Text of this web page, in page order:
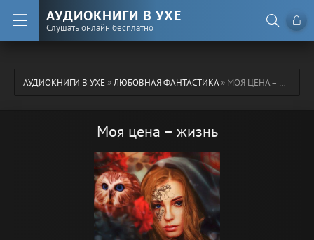
АУДИОКНИГИ В УХЕ
Слушать онлайн бесплатно
АУДИОКНИГИ В УХЕ»ЛЮБОВНАЯ ФАНТАСТИКА» МОЯ ЦЕНА – ЖИЗНЬ
Моя цена – жизнь